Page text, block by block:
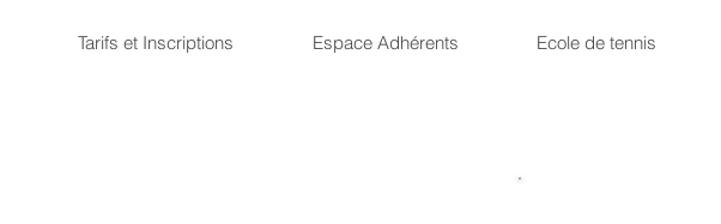
Tarifs et Inscriptions Espace Adhérents Ecole de tennis